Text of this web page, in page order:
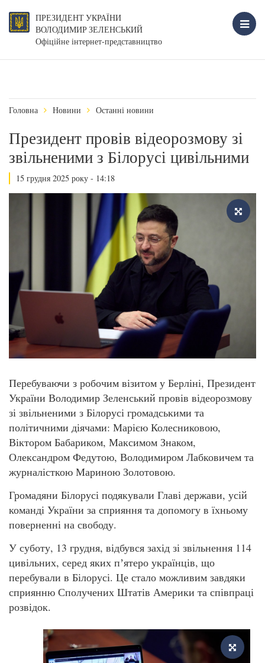
ПРЕЗИДЕНТ УКРАЇНИ
ВОЛОДИМИР ЗЕЛЕНСЬКИЙ
Офіційне інтернет-представництво
Головна Новини Останні новини
Президент провів відеорозмову зі
звільненими з Білорусі цивільними
15 грудня 2025 року - 14:18
Перебуваючи з робочим візитом у Берліні, Президент
України Володимир Зеленський провів відеорозмову
зі звільненими з Білорусі громадськими та
політичними діячами: Марією Колесниковою,
Віктором Бабариком, Максимом Знаком,
Олександром Федутою, Володимиром Лабковичем та
журналісткою Мариною Золотовою.
Громадяни Білорусі подякували Главі держави, усій
команді України за сприяння та допомогу в їхньому
поверненні на свободу.
У суботу, 13 грудня, відбувся захід зі звільнення 114
цивільних, серед яких пʼятеро українців, що
перебували в Білорусі. Це стало можливим завдяки
сприянню Сполучених Штатів Америки та співпраці
розвідок.